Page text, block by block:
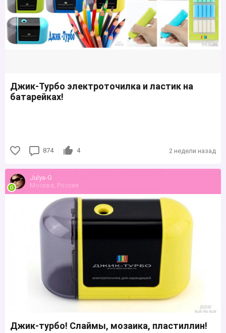
Джик-Турбо электроточилка и ластик на
батарейках!
874 4 2 недели назад
Julya-G
Москва, Россия
Джик-турбо! Слаймы, мозаика, пластиллин!